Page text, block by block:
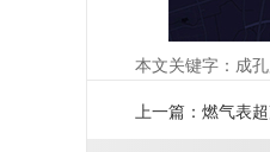
本文关键字：成
上一篇：燃气表